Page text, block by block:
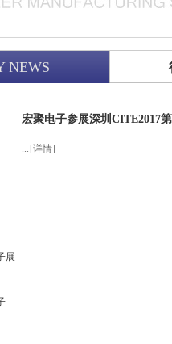
NEWS
宏聚电子参展深圳CITE2017
... [详情]
展